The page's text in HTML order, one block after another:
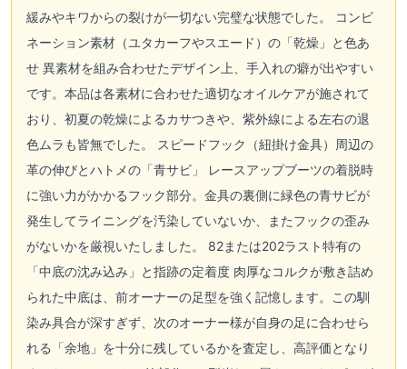
緩みやキワからの裂けが一切ない完璧な状態でした。 コンビ
ネーション素材（ユタカーフやスエード）の「乾燥」と色あ
せ 異素材を組み合わせたデザイン上、手入れの癖が出やすい
です。本品は各素材に合わせた適切なオイルケアが施されて
おり、初夏の乾燥によるカサつきや、紫外線による左右の退
色ムラも皆無でした。 スピードフック（紐掛け金具）周辺の
革の伸びとハトメの「青サビ」 レースアップブーツの着脱時
に強い力がかかるフック部分。金具の裏側に緑色の青サビが
発生してライニングを汚染していないか、またフックの歪み
がないかを厳視いたしました。 82または202ラスト特有の
「中底の沈み込み」と指跡の定着度 肉厚なコルクが敷き詰め
られた中底は、前オーナーの足型を強く記憶します。この馴
染み具合が深すぎず、次のオーナー様が自身の足に合わせら
れる「余地」を十分に残しているかを査定し、高評価となり